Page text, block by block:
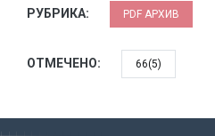
РУБРИКА: PDF АРХИВ
ОТМЕЧЕНО: 66(5)